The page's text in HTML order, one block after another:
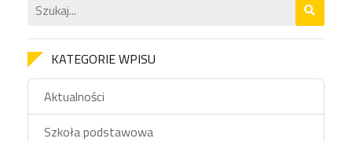
KATEGORIE WPISU
Aktualności
Szkoła podstawowa